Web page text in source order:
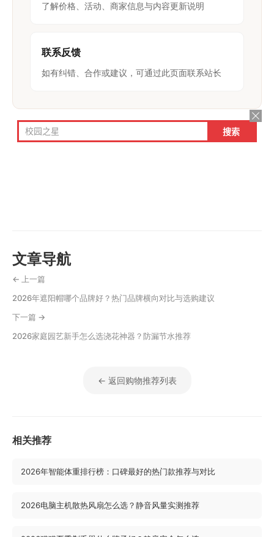
了解价格、活动、商家信息与内容更新说明
联系反馈
如有纠错、合作或建议，可通过此页面联系站长
文章导航
← 上一篇
2026年遮阳帽哪个品牌好？热门品牌横向对比与选购建议
下一篇 →
2026家庭园艺新手怎么选浇花神器？防漏节水推荐
← 返回购物推荐列表
相关推荐
2026年智能体重排行榜：口碑最好的热门款推荐与对比
2026电脑主机散热风扇怎么选？静音风量实测推荐